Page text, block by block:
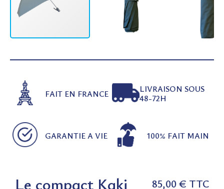
FAIT EN FRANCE
GARANTIE A VIE
LIVRAISON SOUS
48-72H
100% FAIT MAIN
Le compact Kaki 85,00 € TTC